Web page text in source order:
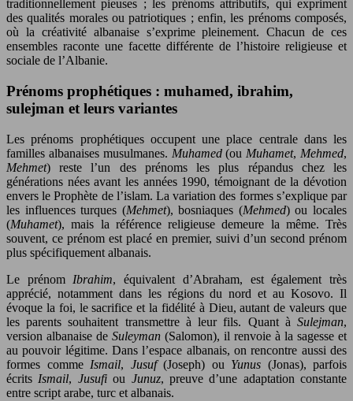
traditionnellement pieuses ; les prénoms attributifs, qui expriment
des qualités morales ou patriotiques ; enfin, les prénoms composés,
où la créativité albanaise s’exprime pleinement. Chacun de ces
ensembles raconte une facette différente de l’histoire religieuse et
sociale de l’Albanie.
Prénoms prophétiques : muhamed, ibrahim,
sulejman et leurs variantes
Les prénoms prophétiques occupent une place centrale dans les
familles albanaises musulmanes. Muhamed(ou Muhamet, Mehmed,
Mehmet) reste l’un des prénoms les plus répandus chez les
générations nées avant les années 1990, témoignant de la dévotion
envers le Prophète de l’islam. La variation des formes s’explique par
les influences turques (Mehmet), bosniaques (Mehmed) ou locales
(Muhamet), mais la référence religieuse demeure la même. Très
souvent, ce prénom est placé en premier, suivi d’un second prénom
plus spécifiquement albanais.
Le prénom Ibrahim, équivalent d’Abraham, est également très
apprécié, notamment dans les régions du nord et au Kosovo. Il
évoque la foi, le sacrifice et la fidélité à Dieu, autant de valeurs que
les parents souhaitent transmettre à leur fils. Quant à Sulejman,
version albanaise de Suleyman (Salomon), il renvoie à la sagesse et
au pouvoir légitime. Dans l’espace albanais, on rencontre aussi des
formes comme Ismail, Jusuf(Joseph) ou Yunus (Jonas), parfois
écrits Ismail, Jusufiou Junuz, preuve d’une adaptation constante
entre script arabe, turc et albanais.